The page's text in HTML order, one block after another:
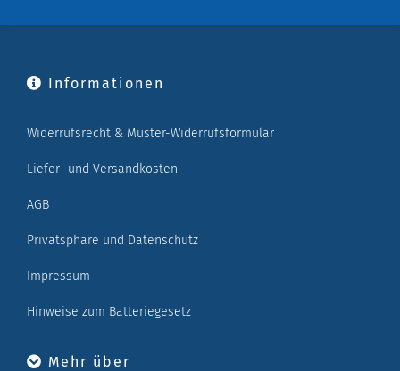
Informationen
Widerrufsrecht & Muster-Widerrufsformular
Liefer- und Versandkosten
AGB
Privatsphäre und Datenschutz
Impressum
Hinweise zum Batteriegesetz
Mehr über